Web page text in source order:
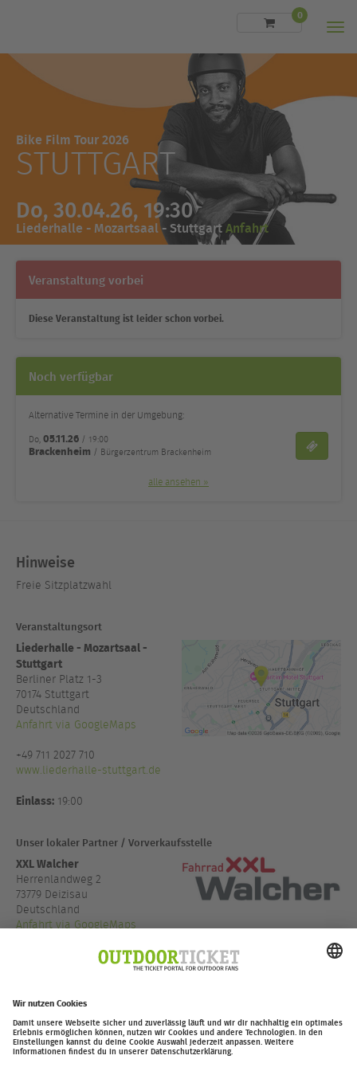
0
Bike Film Tour 2026
STUTTGART
Do, 30.04.26, 19:30
Liederhalle - Mozartsaal - StuttgartAnfahrt
Veranstaltung vorbei
Diese Veranstaltung ist leider schon vorbei.
Noch verfügbar
Alternative Termine in der Umgebung:
Do,05.11.26 / 19:00
Brackenheim / Bürgerzentrum Brackenheim Tickets
alle ansehen »
Hinweise
Freie Sitzplatzwahl
Veranstaltungsort
Liederhalle - Mozartsaal -
Stuttgart
Berliner Platz 1-3
70174 Stuttgart
Deutschland
Anfahrt via GoogleMaps
+49 711 2027 710
www.liederhalle-stuttgart.de
Einlass: 19:00
Unser lokaler Partner / Vorverkaufsstelle
XXL Walcher
Herrenlandweg 2
73779 Deizisau
Deutschland
Anfahrt via GoogleMaps